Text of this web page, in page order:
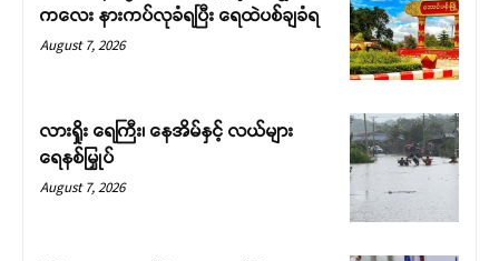
ကလေး နားကပ်လုခံရပြီး ရေထဲပစ်ချခံရ
August 7, 2026
လားရှိုး ရေကြီး၊ နေအိမ်နှင့် လယ်များ
ရေနစ်မြှုပ်
August 7, 2026